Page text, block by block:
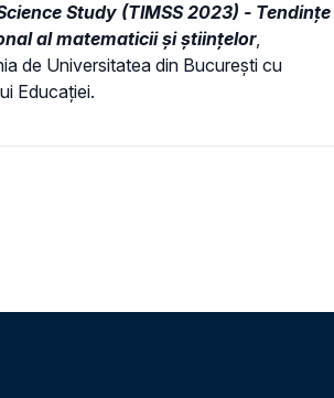
Study (TIMSS 2023) - Tendințe
al matematicii și științelor,
de Universitatea din București cu
Educației.